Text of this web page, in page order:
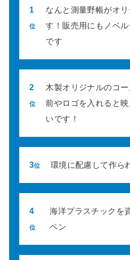
1
位
なんと測量野帳がオ
す！販売用にもノベ
です
2
位
木製オリジナルのコ
前やロゴを入れると
いです！
3位 環境に配慮して作ら
4
位
海洋プラスチックを
ペン